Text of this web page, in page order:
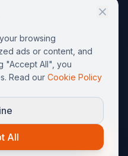
browsing
ads or content, and
"Accept All", you
Read our Cookie Policy
All